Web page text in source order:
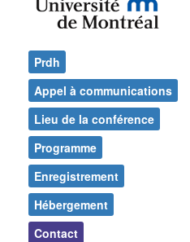
Prdh
Appel à communications
Lieu de la conférence
Programme
Enregistrement
Hébergement
Contact